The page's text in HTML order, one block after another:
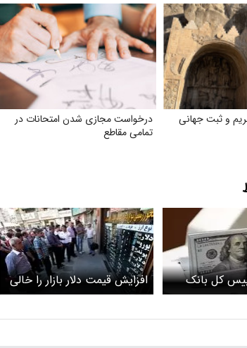
و ثبت جهانی
درخواست مجازی شدن امتحانات در
تمامی مقاطع
کل بانک
رکورد تاریخی
افزایش قیمت دلار بازار را خالی
از مشتری کرد